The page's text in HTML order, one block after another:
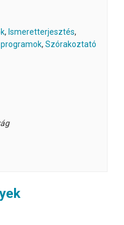
, Ismeretterjesztés,
, Szórakoztató